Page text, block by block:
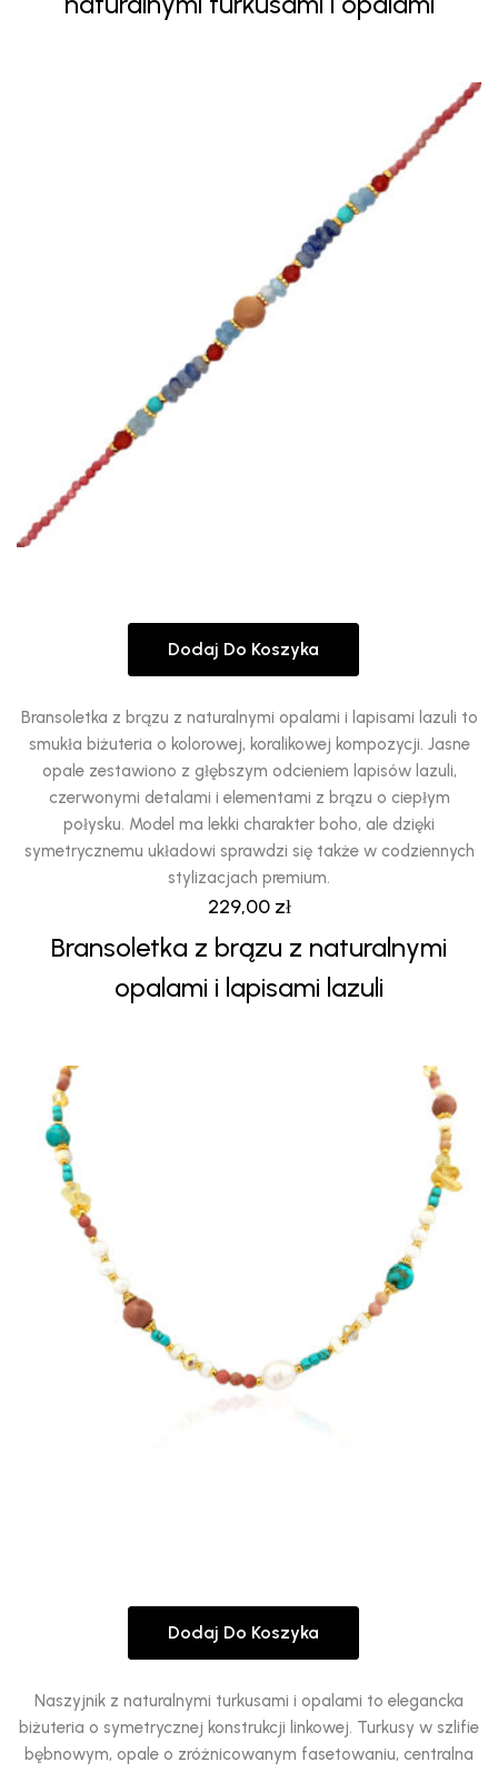
Bransoletka z brązu z naturalnymi
opalami i lapisami lazuli
229,00 zł
Bransoletka z brązu z naturalnymi opalami i lapisami lazuli to
smukła biżuteria o kolorowej, koralikowej kompozycji. Jasne
opale zestawiono z głębszym odcieniem lapisów lazuli,
czerwonymi detalami i elementami z brązu o ciepłym
połysku. Model ma lekki charakter boho, ale dzięki
symetrycznemu układowi sprawdzi się także w codziennych
stylizacjach premium.
Dodaj Do Koszyka
Naszyjnik z naturalnymi turkusami i opalami to elegancka
biżuteria o symetrycznej konstrukcji linkowej. Turkusy w szlifie
bębnowym, opale o zróżnicowanym fasetowaniu, centralna
Dodaj Do Koszyka